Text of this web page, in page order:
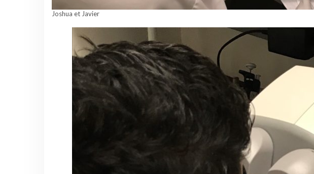
Joshua et Javier